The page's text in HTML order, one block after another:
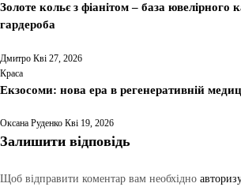
Золоте кольє з фіанітом – база ювелірного
гардероба
Дмитро Кві 27, 2026
Краса
Екзосоми: нова ера в регенеративній
Оксана Руденко Кві 19, 2026
Залишити відповідь
Щоб відправити коментар вам необхідно